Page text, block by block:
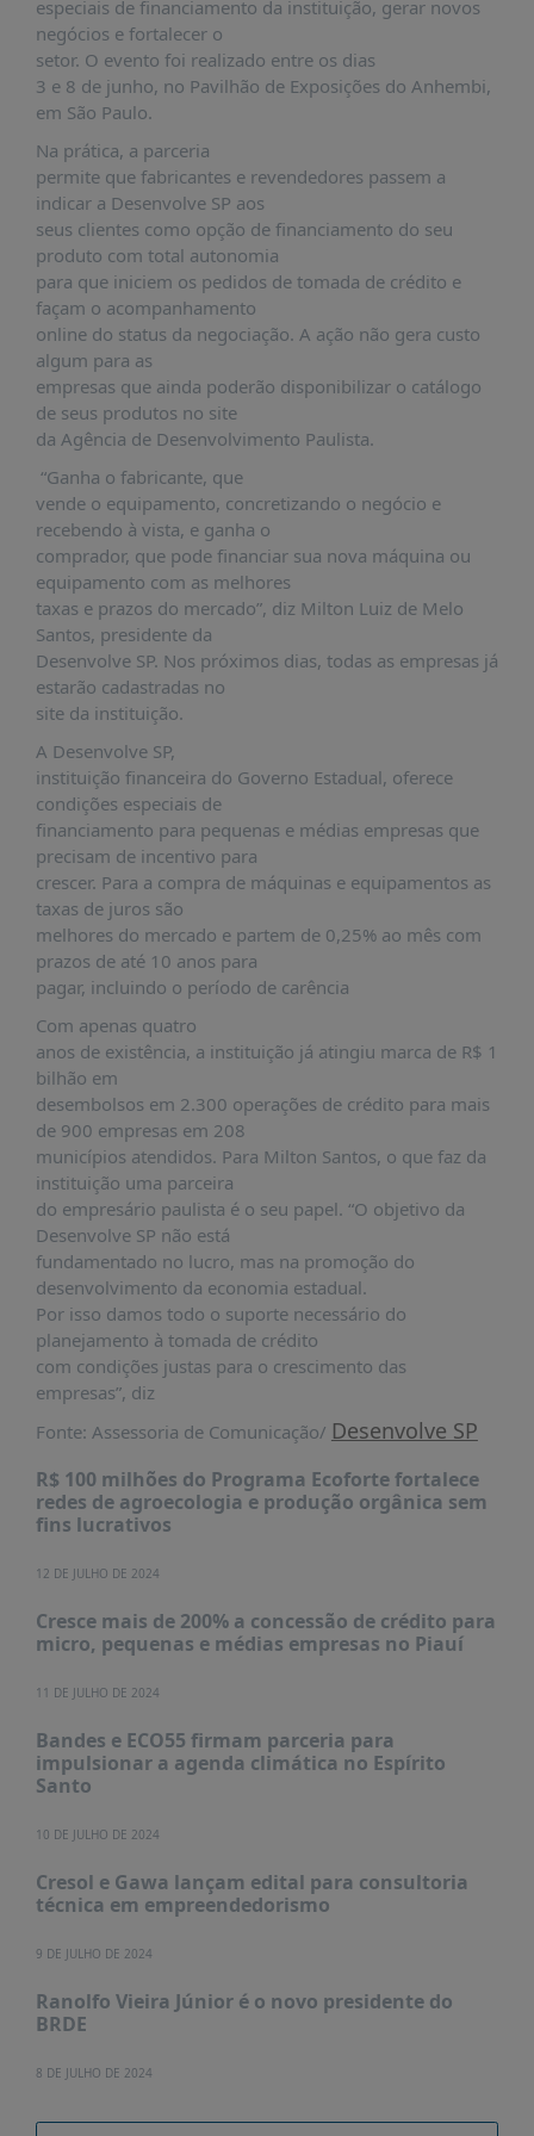
DADOS
FRENTE
PARLAMENTAR
SOBRE
A
FRENTE
MATERIAIS
INFORMAÇÕES
CURSOS
E
EVENTOS
INSCRIÇÕES
MATERIAIS
DISPONÍVEIS
PUBLICAÇÕES
REVISTA
RUMOS
LIVROS
ESTUDOS
PRÊMIO
ABDE-
PRÊMIO
ABDE
DE
JORNALISMO
SABER
+
CONTATO
especiais de financiamento da instituição, gerar novos
negócios e fortalecer o
setor. O evento foi realizado entre os dias
3 e 8 de junho, no Pavilhão de Exposições do Anhembi,
em São Paulo.
Na prática, a parceria
permite que fabricantes e revendedores passem a
indicar a Desenvolve SP aos
seus clientes como opção de financiamento do seu
produto com total autonomia
para que iniciem os pedidos de tomada de crédito e
façam o acompanhamento
online do status da negociação. A ação não gera custo
algum para as
empresas que ainda poderão disponibilizar o catálogo
de seus produtos no site
da Agência de Desenvolvimento Paulista.
“Ganha o fabricante, que
vende o equipamento, concretizando o negócio e
recebendo à vista, e ganha o
comprador, que pode financiar sua nova máquina ou
equipamento com as melhores
taxas e prazos do mercado”, diz Milton Luiz de Melo
Santos, presidente da
Desenvolve SP. Nos próximos dias, todas as empresas já
estarão cadastradas no
site da instituição.
A Desenvolve SP,
instituição financeira do Governo Estadual, oferece
condições especiais de
financiamento para pequenas e médias empresas que
precisam de incentivo para
crescer. Para a compra de máquinas e equipamentos as
taxas de juros são
melhores do mercado e partem de 0,25% ao mês com
prazos de até 10 anos para
pagar, incluindo o período de carência
Com apenas quatro
anos de existência, a instituição já atingiu marca de R$ 1
bilhão em
desembolsos em 2.300 operações de crédito para mais
de 900 empresas em 208
municípios atendidos. Para Milton Santos, o que faz da
instituição uma parceira
do empresário paulista é o seu papel. “O objetivo da
Desenvolve SP não está
fundamentado no lucro, mas na promoção do
desenvolvimento da economia estadual.
Por isso damos todo o suporte necessário do
planejamento à tomada de crédito
com condições justas para o crescimento das
empresas”, diz
Fonte: Assessoria de Comunicação/ Desenvolve SP
R$ 100 milhões do Programa Ecoforte fortalece
redes de agroecologia e produção orgânica sem
fins lucrativos
12 DE JULHO DE 2024
Cresce mais de 200% a concessão de crédito para
micro, pequenas e médias empresas no Piauí
11 DE JULHO DE 2024
Bandes e ECO55 firmam parceria para
impulsionar a agenda climática no Espírito
Santo
10 DE JULHO DE 2024
Cresol e Gawa lançam edital para consultoria
técnica em empreendedorismo
9 DE JULHO DE 2024
Ranolfo Vieira Júnior é o novo presidente do
BRDE
8 DE JULHO DE 2024